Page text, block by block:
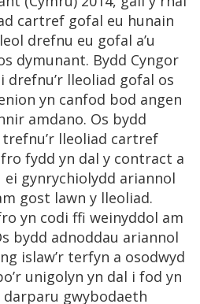
cartref gofal eu hunain
drefnu eu gofal a’u
dymunant. Bydd Cyngor
drefnu’r lleoliad gofal os
yn canfod bod angen
amdano. Os bydd
lleoliad cartref
fydd yn dal y contract a
gynrychiolydd ariannol
gost lawn y lleoliad.
yn codi ffi weinyddol am
bydd adnoddau ariannol
islaw’r terfyn a osodwyd
unigolyn yn dal i fod yn
gwybodaeth